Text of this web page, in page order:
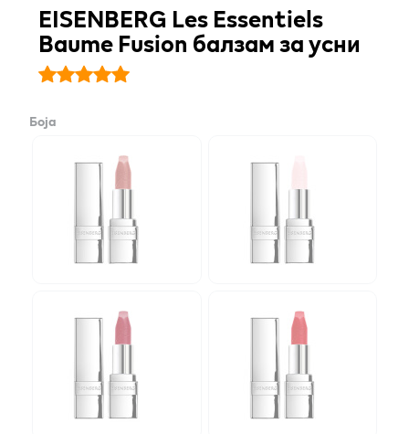
EISENBERG Les Essentiels
Baume Fusion балзам за усни
Боја